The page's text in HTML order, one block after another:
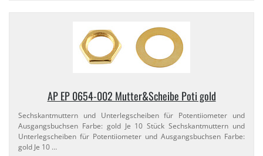
AP EP 0654-​002 Mutter&Scheibe Poti gold
Sechskantmuttern und Unterlegscheiben für Potentiiometer und
Ausgangsbuchsen Farbe: gold Je 10 Stück Sechskantmuttern und
Unterlegscheiben für Potentiiometer und Ausgangsbuchsen Farbe:
gold Je 10 …